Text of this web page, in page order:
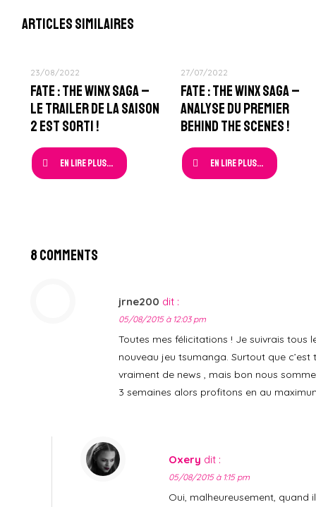
Articles similaires
23/08/2022
Fate : The Winx Saga –
Le Trailer de la Saison
2 est sorti !
En lire plus...
27/07/2022
Fate : The Winx Saga –
Analyse du Premier
Behind The Scenes !
En lire plus...
8 Comments
jrne200 dit :
05/08/2015 à 12:03 pm
Toutes mes félicitations ! Je suivrais tous
nouveau jeu tsumanga. Surtout que c’est
vraiment de news , mais bon nous
3 semaines alors profitons en au
Oxery dit :
05/08/2015 à 1:15 pm
Oui, malheureusement, quand